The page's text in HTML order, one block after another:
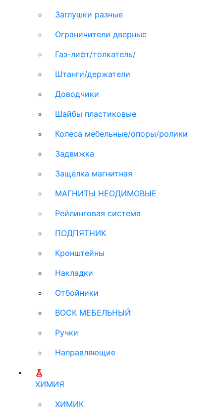
Заглушки разные
Ограничители дверные
Газ-лифт/толкатель/
Штанги/держатели
Доводчики
Шайбы пластиковые
Колеса мебельные/опоры/ролики
Задвижка
Защелка магнитная
МАГНИТЫ НЕОДИМОВЫЕ
Рейлинговая система
ПОДПЯТНИК
Кронштейны
Накладки
Отбойники
ВОСК МЕБЕЛЬНЫЙ
Ручки
Направляющие
ХИМИЯ
ХИМИК